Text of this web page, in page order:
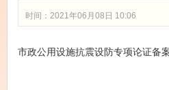
时间：2021年06月08日 10:06
市政公用设施抗震设防专项论证备